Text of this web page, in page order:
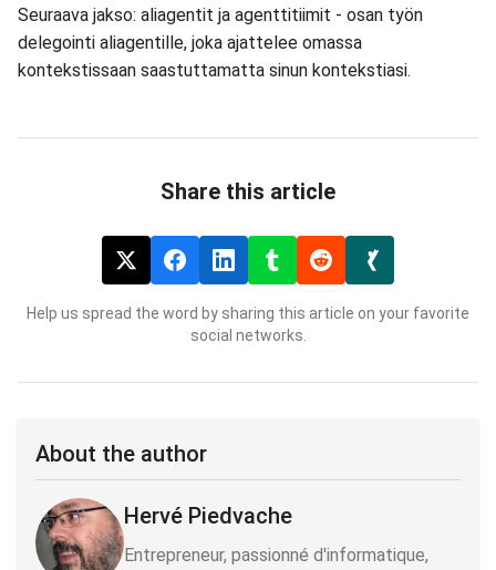
Seuraava jakso: aliagentit ja agenttitiimit - osan työn
delegointi aliagentille, joka ajattelee omassa
kontekstissaan saastuttamatta sinun kontekstiasi.
Share this article
Help us spread the word by sharing this article on your favorite
social networks.
About the author
Hervé Piedvache
Entrepreneur, passionné d'informatique,